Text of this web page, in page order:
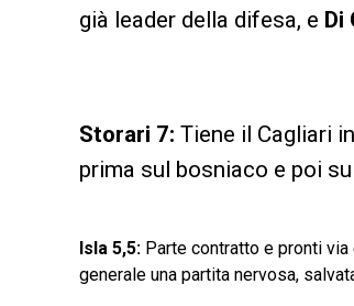
già leader della difesa, e Di
Storari 7: Tiene il Cagliari
prima sul bosniaco e poi
Isla 5,5: Parte contratto e pronti
generale una partita nervosa,